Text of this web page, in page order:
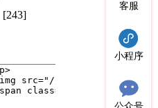
[243]
客服
小程序